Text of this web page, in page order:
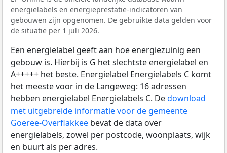
energielabels en energieprestatie-indicatoren van
gebouwen zijn opgenomen. De gebruikte data gelden voor
de situatie per 1 juli 2026.
Een energielabel geeft aan hoe energiezuinig een
gebouw is. Hierbij is G het slechtste energielabel en
A+++++ het beste. Energielabel Energielabels C komt
het meeste voor in de Langeweg: 16 adressen
hebben energielabel Energielabels C. Dedownload
met uitgebreide informatie voor de gemeente
Goeree-Overflakkee bevat de data over
energielabels, zowel per postcode, woonplaats, wijk
en buurt als per adres.